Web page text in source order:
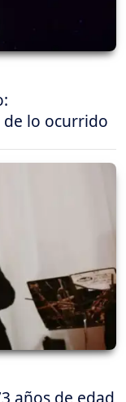
lo ocurrido
años de edad